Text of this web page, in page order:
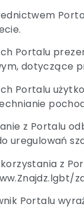
Portalu
dotyczące
Portalu
z Portalu
uregulowań
korzystania z
Portalu